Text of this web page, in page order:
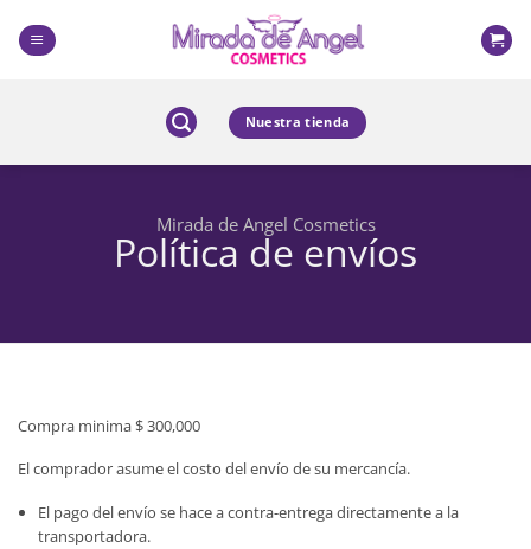
content
Nuestra tienda
Mirada de Angel Cosmetics
Política de envíos
Compra minima $ 300,000
El comprador asume el costo del envío de su mercancía.
El pago del envío se hace a contra-entrega directamente a la
transportadora.